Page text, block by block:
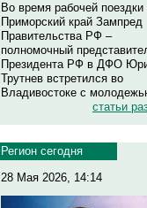
Во время рабочей поездки
Приморский край Зампред
Правительства РФ –
полномочный
Президента РФ в ДФО
Трутнев встретился во
Владивостоке с
статьи
Регион сегодня
28 Мая 2026, 14:14